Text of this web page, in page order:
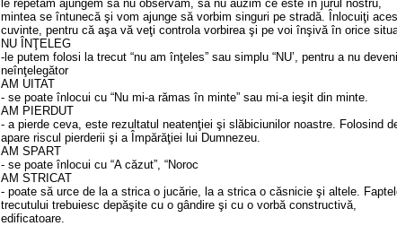
le repetăm ajungem să nu observăm, să nu auzim ce este în jurul nostru,
mintea se întunecă şi vom ajunge să vorbim singuri pe stradă. Înlocuiţi
cuvinte, pentru că aşa vă veţi controla vorbirea şi pe voi înşivă în orice
NU ÎNŢELEG
-le putem folosi la trecut “nu am înţeles” sau simplu “NU’, pentru a nu deveni
neînţelegător
AM UITAT
- se poate înlocui cu “Nu mi-a rămas în minte” sau mi-a ieşit din minte.
AM PIERDUT
- a pierde ceva, este rezultatul neatenţiei şi slăbiciunilor noastre. Folosind
apare riscul pierderii şi a Împărăţiei lui Dumnezeu.
AM SPART
- se poate înlocui cu “A căzut”, “Noroc
AM STRICAT
- poate să urce de la a strica o jucărie, la a strica o căsnicie şi altele.
trecutului trebuiesc depăşite cu o gândire şi cu o vorbă constructivă,
edificatoare.